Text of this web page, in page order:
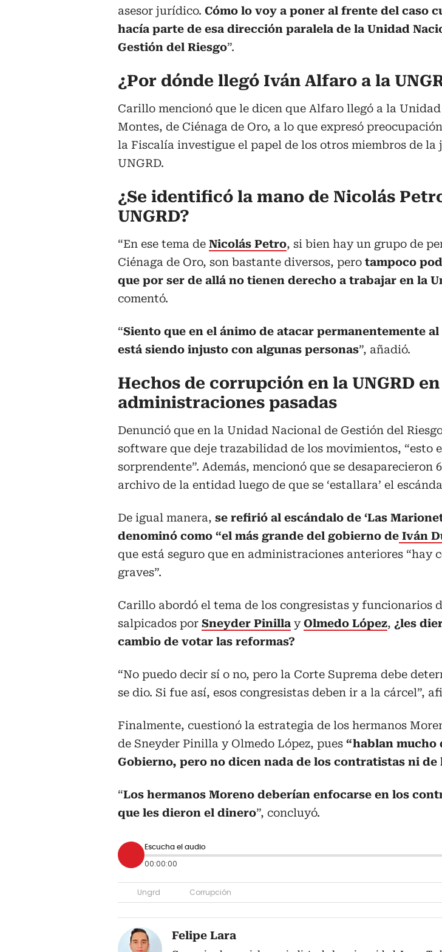
asesor jurídico. Cómo lo voy a poner al frente del caso
hacía parte de esa dirección paralela de la Unidad
Gestión del Riesgo”.
¿Por dónde llegó Iván Alfaro a la
Carillo mencionó que le dicen que Alfaro llegó a la
Montes, de Ciénaga de Oro, a lo que expresó
la Fiscalía investigue el papel de los otros miembros de la
UNGRD.
¿Se identificó la mano de Nicolás
UNGRD?
“En ese tema de Nicolás Petro, si bien hay un grupo de
Ciénaga de Oro, son bastante diversos, pero tampoco
que por ser de allá no tienen derecho a trabajar en la
comentó.
“Siento que en el ánimo de atacar permanentemente
está siendo injusto con algunas personas”, añadió.
Hechos de corrupción en la UNGRD en
administraciones pasadas
Denunció que en la Unidad Nacional de Gestión del
software que deje trazabilidad de los movimientos, “esto
sorprendente”. Además, mencionó que se desaparecieron
archivo de la entidad luego de que se ‘estallara’ el
De igual manera, se refirió al escándalo de ‘Las
denominó como “el más grande del gobierno de Iván
que está seguro que en administraciones anteriores “hay
graves”.
Carillo abordó el tema de los congresistas y funcionarios
salpicados por Sneyder Pinilla yOlmedo López, ¿les
cambio de votar las reformas?
“No puedo decir sí o no, pero la Corte Suprema debe
se dio. Si fue así, esos congresistas deben ir a la cárcel”,
Finalmente, cuestionó la estrategia de los hermanos
de Sneyder Pinilla y Olmedo López, pues “hablan mucho
Gobierno, pero no dicen nada de los contratistas ni de
“Los hermanos Moreno deberían enfocarse en los
que les dieron el dinero”, concluyó.
Escucha el audio
00:00:00
Ungrd Corrupción
Felipe Lara